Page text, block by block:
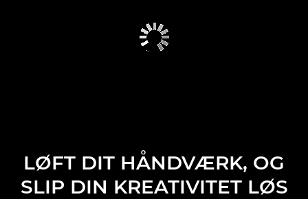
LØFT DIT HÅNDVÆRK, OG
SLIP DIN KREATIVITET LØS